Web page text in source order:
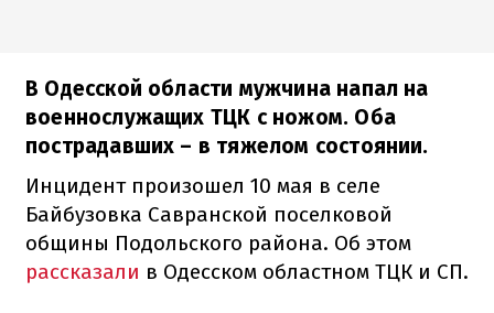
В Одесской области мужчина напал на
военнослужащих ТЦК с ножом. Оба
пострадавших – в тяжелом состоянии.
Инцидент произошел 10 мая в селе
Байбузовка Савранской поселковой
общины Подольского района. Об этом
рассказали в Одесском областном ТЦК и СП.